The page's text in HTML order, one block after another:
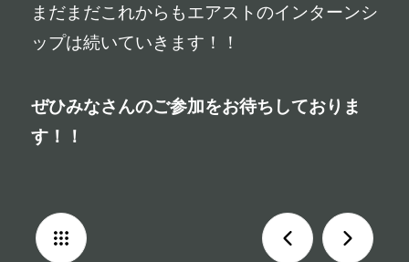
まだまだこれからもエアストのインターンシ
ップは続いていきます！！
ぜひみなさんのご参加をお待ちしておりま
す！！